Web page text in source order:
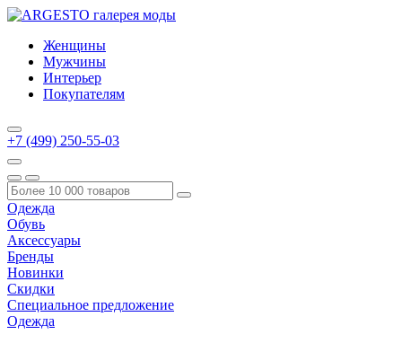
Женщины
Мужчины
Интерьер
Покупателям
+7 (499) 250-55-03
Одежда
Обувь
Аксессуары
Бренды
Новинки
Скидки
Специальное предложение
Одежда